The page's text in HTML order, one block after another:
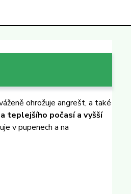
ohrožuje angrešt, a také
teplejšího počasí a vyšší
v pupenech a na